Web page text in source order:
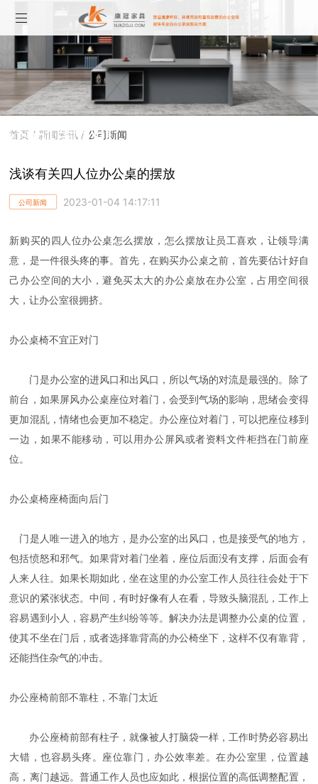
公司新闻
首页 / 新闻资讯 / 公司新闻
浅谈有关四人位办公桌的摆放
公司新闻 2023-01-04 14:17:11
新购买的四人位办公桌怎么摆放，怎么摆放让员工喜欢，让领导满
意，是一件很头疼的事。首先，在购买办公桌之前，首先要估计好自
己办公空间的大小，避免买太大的办公桌放在办公室，占用空间很
大，让办公室很拥挤。
办公桌椅不宜正对门
门是办公室的进风口和出风口，所以气场的对流是最强的。除了
前台，如果屏风办公桌座位对着门，会受到气场的影响，思绪会变得
更加混乱，情绪也会更加不稳定。办公座位对着门，可以把座位移到
一边，如果不能移动，可以用办公屏风或者资料文件柜挡在门前座
位。
办公桌椅座椅面向后门
门是人唯一进入的地方，是办公室的出风口，也是接受气的地方，
包括愤怒和邪气。如果背对着门坐着，座位后面没有支撑，后面会有
人来人往。如果长期如此，坐在这里的办公室工作人员往往会处于下
意识的紧张状态。中间，有时好像有人在看，导致头脑混乱，工作上
容易遇到小人，容易产生纠纷等等。解决办法是调整办公桌的位置，
使其不坐在门后，或者选择靠背高的办公椅坐下，这样不仅有靠背，
还能挡住杂气的冲击。
办公座椅前部不靠柱，不靠门太近
办公座椅前部有柱子，就像被人打脑袋一样，工作时势必容易出
大错，也容易头疼。座位靠门，办公效率差。在办公室里，位置越
高，离门越远。普通工作人员也应如此，根据位置的高低调整配置，